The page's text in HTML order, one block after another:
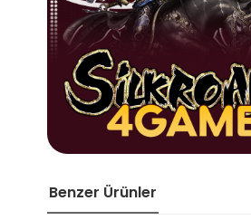
Benzer Ürünler